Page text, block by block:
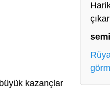
kazançlar